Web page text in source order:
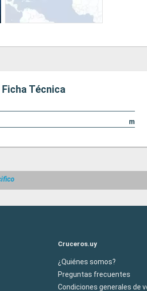
Ficha Técnica
m
Cruceros.uy
¿Quiénes somos?
Preguntas frecuentes
Condiciones generales de